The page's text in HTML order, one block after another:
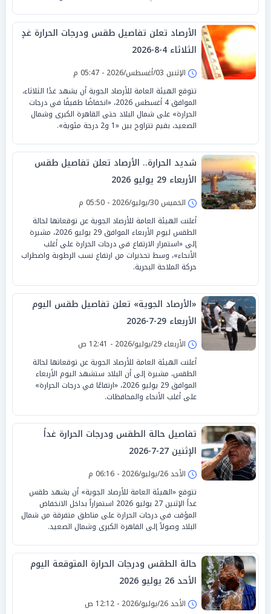
الأرصاد تعلن تفاصيل طقس ودرجات الحرارة غدٍ
الثلاثاء 4-8-2026
الإثنين 03/أغسطس/2026 - 05:47 م
تتوقع الهيئة العامة للأرصاد الجوية أن يشهد غدًا الثلاثاء،
الموافق 4 أغسطس 2026، «انخفاضًا طفيفًا في درجات
الحرارة» على شمال البلاد حتى القاهرة الكبرى وشمال
الصعيد، بقيم تتراوح بين «1 و2 درجة مئوية».
شديد الحرارة.. الأرصاد تعلن تفاصيل طقس
الأربعاء 29 يوليو 2026
الخميس 30/يوليو/2026 - 05:50 م
أعلنت الهيئة العامة للأرصاد الجوية عن توقعاتها لحالة
الطقس ليوم الأربعاء الموافق 29 يوليو 2026، مشيرة
إلى «استمرار الارتفاع في درجات الحرارة على أغلب
الأنحاء»، وسط تحذيرات من ارتفاع نسب الرطوبة واضطراب
حركة الملاحة البحرية.
«الأرصاد الجوية» تعلن تفاصيل طقس اليوم
الأربعاء 29-7-2026
الأربعاء 29/يوليو/2026 - 12:41 ص
أعلنت الهيئة العامة للأرصاد الجوية عن توقعاتها لحالة
الطقس، مشيرة إلى أن البلاد ستشهد اليوم الأربعاء
الموافق 29 يوليو 2026، «ارتفاعًا في درجات الحرارة»
على أغلب الأنحاء والمحافظات.
تفاصيل حالة الطقس ودرجات الحرارة غداً
الإثنين 27-7-2026
الأحد 26/يوليو/2026 - 06:16 م
تتوقع «الهيئة العامة للأرصاد الجوية» أن يشهد طقس
غداً الإثنين 27 يوليو 2026 استمراراً بداخل الانخفاض
المؤقت في درجات الحرارة على مناطق متفرقة من شمال
البلاد وصولاً إلى القاهرة الكبرى وشمال الصعيد.
حالة الطقس ودرجات الحرارة المتوقعة اليوم
الأحد 26 يوليو 2026
الأحد 26/يوليو/2026 - 12:12 ص